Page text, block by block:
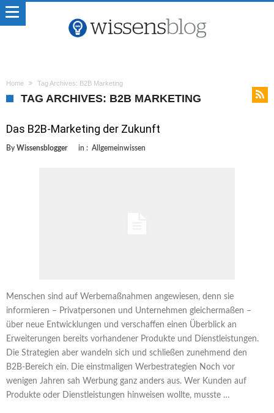
Home Tag Archives: B2B Marketing
TAG ARCHIVES: B2B MARKETING
Das B2B-Marketing der Zukunft
By Wissensblogger in : Allgemeinwissen
Menschen sind auf Werbemaßnahmen angewiesen, denn sie
informieren – Privatpersonen und Unternehmen gleichermaßen –
über neue Entwicklungen und verschaffen einen Überblick an
Erweiterungen bereits vorhandener Produkte und Dienstleistungen.
Die Strategien aber wandeln sich und schließen zunehmend den
B2B-Bereich ein. Die einstmaligen Werbestrategien Noch vor
wenigen Jahren sah Werbung ganz anders aus. Wer Kunden auf
Produkte oder Dienstleistungen hinweisen wollte, musste …